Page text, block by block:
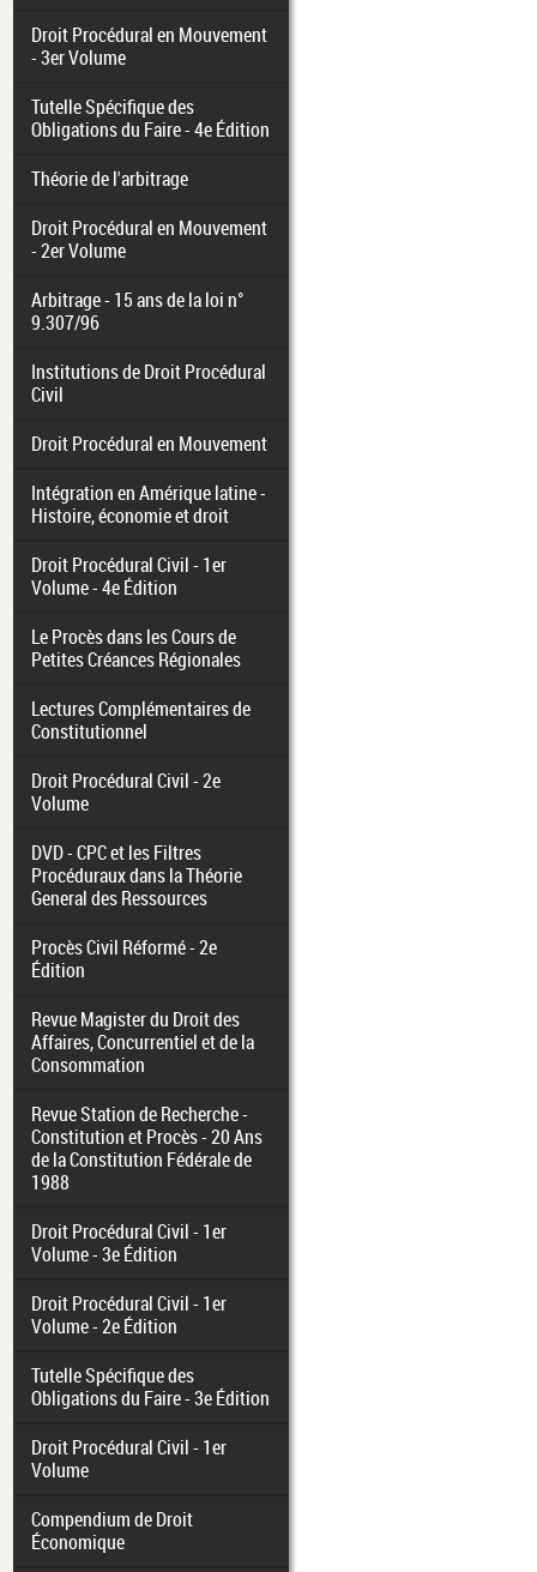
Droit Procédural en Mouvement
- 3er Volume
Tutelle Spécifique des
Obligations du Faire - 4e Édition
Théorie de l'arbitrage
Droit Procédural en Mouvement
- 2er Volume
Arbitrage - 15 ans de la loi n°
9.307/96
Institutions de Droit Procédural
Civil
Droit Procédural en Mouvement
Intégration en Amérique latine -
Histoire, économie et droit
Droit Procédural Civil - 1er
Volume - 4e Édition
Le Procès dans les Cours de
Petites Créances Régionales
Lectures Complémentaires de
Constitutionnel
Droit Procédural Civil - 2e
Volume
DVD - CPC et les Filtres
Procéduraux dans la Théorie
General des Ressources
Procès Civil Réformé - 2e
Édition
Revue Magister du Droit des
Affaires, Concurrentiel et de la
Consommation
Revue Station de Recherche -
Constitution et Procès - 20 Ans
de la Constitution Fédérale de
1988
Droit Procédural Civil - 1er
Volume - 3e Édition
Droit Procédural Civil - 1er
Volume - 2e Édition
Tutelle Spécifique des
Obligations du Faire - 3e Édition
Droit Procédural Civil - 1er
Volume
Compendium de Droit
Économique